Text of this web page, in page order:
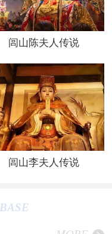
闾山陈夫人传说
闾山李夫人传说
BASE